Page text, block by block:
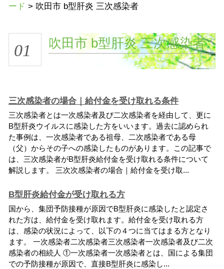
ード > 吹田市 b型肝炎 三次感染者
01 吹田市 b型肝炎 三次感染者
三次感染者の場合｜給付金を受け取れる条件
三次感染者と は一次感染者及び二次感染者を経由 して 更に
B型肝炎ウイ ルスに感染 した方をいい ます。 過去に認められ
た事例は 一次感染者である祖母 二次感染者である母
（父） からその子への感染 した ものがあ り ます。 こ の記事で
は
三次感染者がB型肝炎給付金を受け取れる条件について
解説 し ます。 三次次感染者の場合 ｜ 給付金を受け取...
B型肝炎給付金が受け取れる方
国から 集団予防接種が原因でB型肝炎に感染 した と認定さ
れた方は 給付金を受け取れます。 給付金を受け取れる方
は
感染の状況に よ って 以下の４つに当ては ま る方と な り
ます。 一次感染者二次感染者三次感染者一次感染者及び二次
感染者の相続人 ①一次感染者一次感染者と は 国に よ る集団
での予防接種が原因で 直接B型肝炎に感染 し...